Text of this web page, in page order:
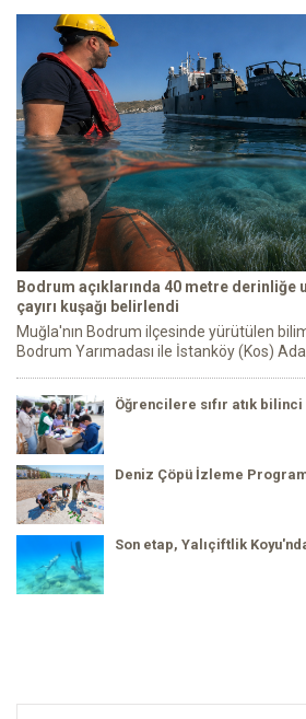
Bodrum açıklarında 40 metre
çayırı kuşağı belirlendi
Muğla'nın Bodrum ilçesinde yürütülen
Bodrum Yarımadası ile İstanköy (Kos)
Öğrencilere sıfır atık bilinci
Deniz Çöpü İzleme
Son etap, Yalıçiftlik